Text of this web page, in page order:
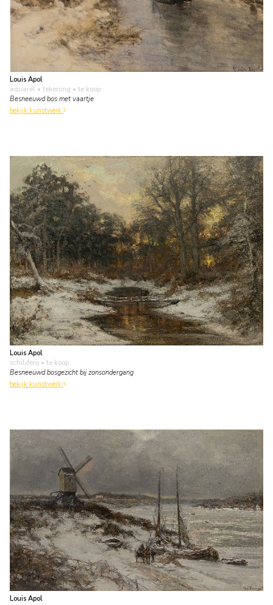
Louis Apol
aquarel • tekening • te koop
Besneeuwd bos met vaartje
bekijk kunstwerk
Louis Apol
schilderij • te koop
Besneeuwd bosgezicht bij zonsondergang
bekijk kunstwerk
Louis Apol